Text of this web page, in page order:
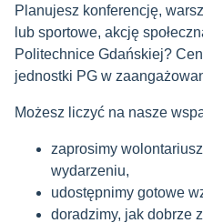
Planujesz konferencję,
lub sportowe, akcję
Politechnice Gdańskiej?
jednostki PG w
Możesz liczyć na nasze
zaprosimy
wydarzeniu,
udostępnimy gotowe
doradzimy, jak dobrze